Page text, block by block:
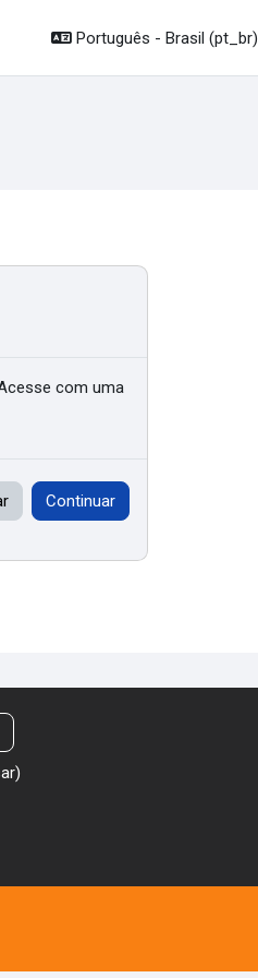
Português - Brasil ‎(pt_br)‎
com uma
Continuar
)